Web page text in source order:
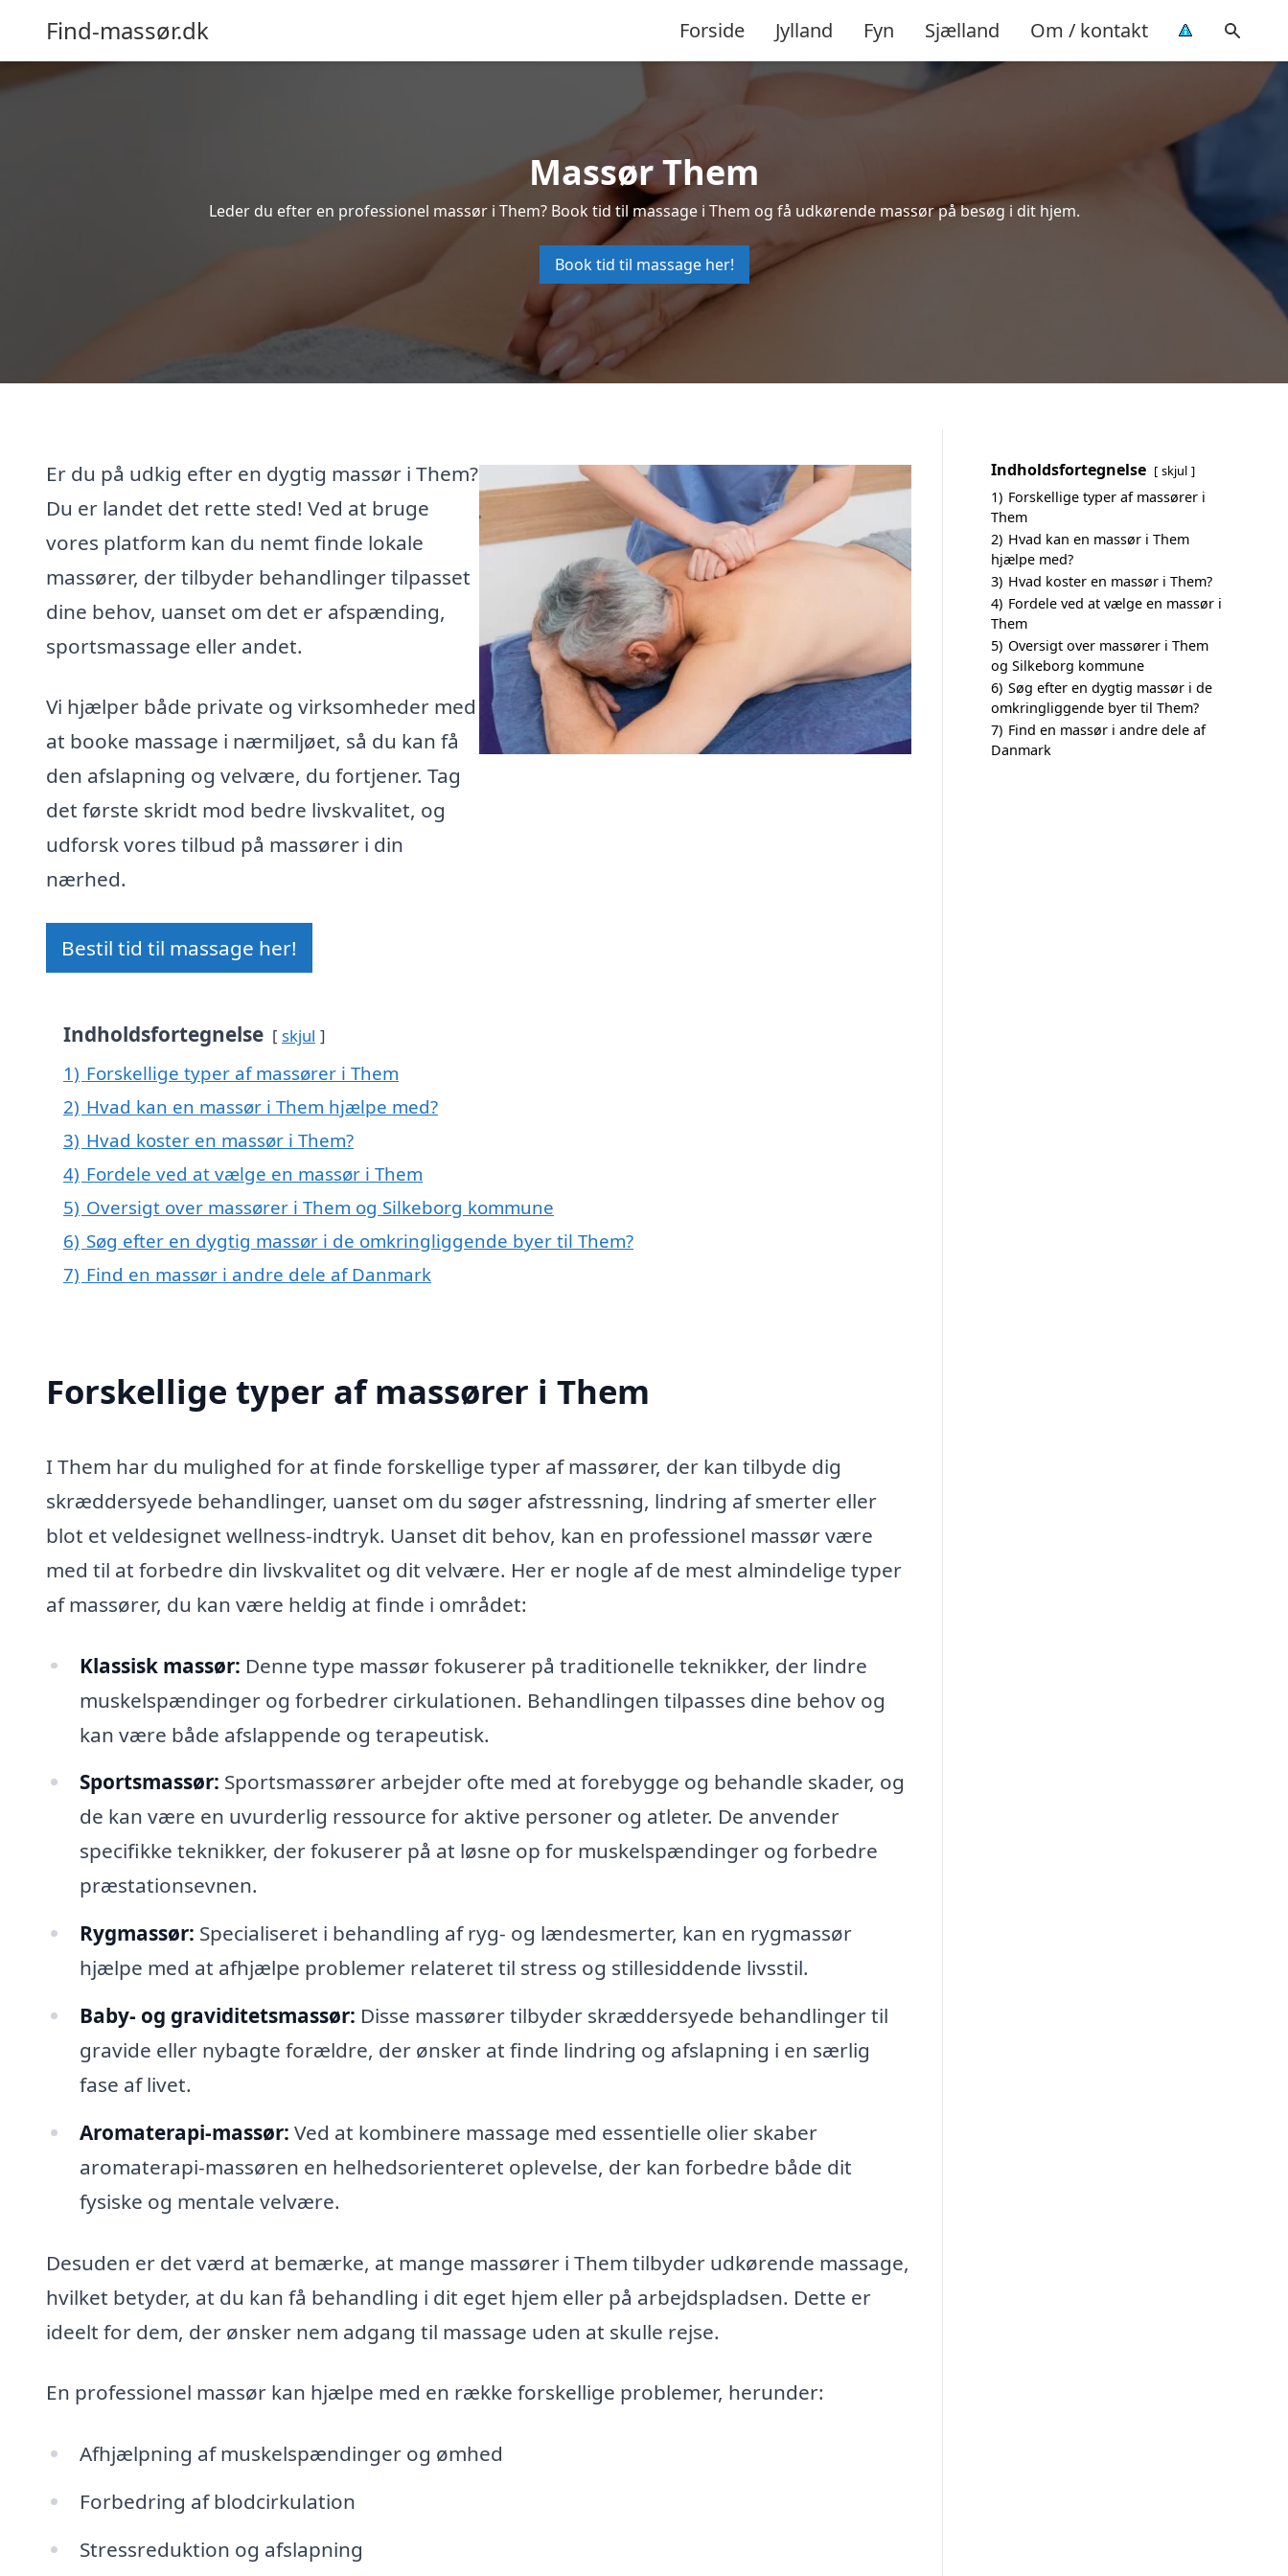
Find-massør.dk Forside Jylland Fyn Sjælland Om / kontakt
Massør Them
Leder du efter en professionel massør i Them? Book tid til massage i Them og få udkørende massør på besøg i dit hjem.
Book tid til massage her!
Er du på udkig efter en dygtig massør i Them?
Du er landet det rette sted! Ved at bruge
vores platform kan du nemt finde lokale
massører, der tilbyder behandlinger tilpasset
dine behov, uanset om det er afspænding,
sportsmassage eller andet.
Vi hjælper både private og virksomheder med
at booke massage i nærmiljøet, så du kan få
den afslapning og velvære, du fortjener. Tag
det første skridt mod bedre livskvalitet, og
udforsk vores tilbud på massører i din
nærhed.
Bestil tid til massage her!
Indholdsfortegnelse skjul
1) Forskellige typer af massører i Them
2) Hvad kan en massør i Them hjælpe med?
3) Hvad koster en massør i Them?
4) Fordele ved at vælge en massør i Them
5) Oversigt over massører i Them og Silkeborg kommune
6) Søg efter en dygtig massør i de omkringliggende byer til Them?
7) Find en massør i andre dele af Danmark
Forskellige typer af massører i Them
I Them har du mulighed for at finde forskellige typer af massører, der kan tilbyde dig
skræddersyede behandlinger, uanset om du søger afstressning, lindring af smerter eller
blot et veldesignet wellness-indtryk. Uanset dit behov, kan en professionel massør være
med til at forbedre din livskvalitet og dit velvære. Her er nogle af de mest almindelige typer
af massører, du kan være heldig at finde i området:
Klassisk massør: Denne type massør fokuserer på traditionelle teknikker, der lindre
muskelspændinger og forbedrer cirkulationen. Behandlingen tilpasses dine behov og
kan være både afslappende og terapeutisk.
Sportsmassør: Sportsmassører arbejder ofte med at forebygge og behandle skader, og
de kan være en uvurderlig ressource for aktive personer og atleter. De anvender
specifikke teknikker, der fokuserer på at løsne op for muskelspændinger og forbedre
præstationsevnen.
Rygmassør: Specialiseret i behandling af ryg- og lændesmerter, kan en rygmassør
hjælpe med at afhjælpe problemer relateret til stress og stillesiddende livsstil.
Baby- og graviditetsmassør: Disse massører tilbyder skræddersyede behandlinger til
gravide eller nybagte forældre, der ønsker at finde lindring og afslapning i en særlig
fase af livet.
Aromaterapi-massør: Ved at kombinere massage med essentielle olier skaber
aromaterapi-massøren en helhedsorienteret oplevelse, der kan forbedre både dit
fysiske og mentale velvære.
Desuden er det værd at bemærke, at mange massører i Them tilbyder udkørende massage,
hvilket betyder, at du kan få behandling i dit eget hjem eller på arbejdspladsen. Dette er
ideelt for dem, der ønsker nem adgang til massage uden at skulle rejse.
En professionel massør kan hjælpe med en række forskellige problemer, herunder:
Afhjælpning af muskelspændinger og ømhed
Forbedring af blodcirkulation
Stressreduktion og afslapning
Indholdsfortegnelse skjul
1) Forskellige typer af massører i
Them
2) Hvad kan en massør i Them
hjælpe med?
3) Hvad koster en massør i Them?
4) Fordele ved at vælge en massør i
Them
5) Oversigt over massører i Them
og Silkeborg kommune
6) Søg efter en dygtig massør i de
omkringliggende byer til Them?
7) Find en massør i andre dele af
Danmark